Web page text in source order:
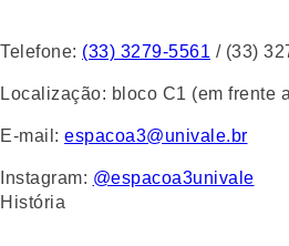
Telefone: (33) 3279-5561 / (33)
Localização: bloco C1 (em frente
E-mail: espacoa3@univale.br
Instagram: @espacoa3univale
História